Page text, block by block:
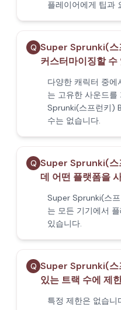
플레이어에게 팁과
Q Super Sprunki(스
커스터마이징할 수
다양한 캐릭터 중에
는 고유한 사운드
Sprunki(스프런키)
수는 없습니다.
Q Super Sprunki(스
데 어떤 플랫폼을
Super Sprunki(스
는 모든 기기에서
있습니다.
Q Super Sprunki(스
있는 트랙 수에 제
특정 제한은 없습